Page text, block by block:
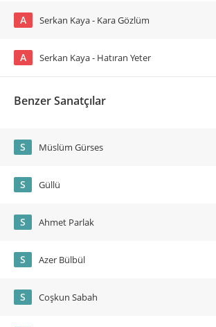
A Serkan Kaya - Kara Gözlüm
A Serkan Kaya - Hatıran Yeter
Benzer Sanatçılar
S Müslüm Gürses
S Güllü
S Ahmet Parlak
S Azer Bülbül
S Coşkun Sabah